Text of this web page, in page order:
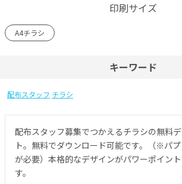
印刷サイズ
A4チラシ
キーワード
配布スタッフ チラシ
配布スタッフ募集でつかえるチラシの無料
ト。無料でダウンロード可能です。（※パ
が必要）本格的なデザインがパワーポイン
す。